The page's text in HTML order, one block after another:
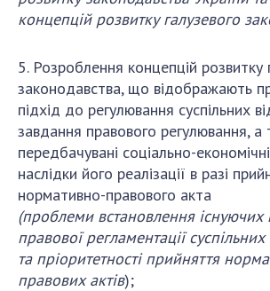
концепцій розвитку галузевого
5. Розроблення концепцій розвитку
законодавства, що відображають
підхід до регулювання суспільних
завдання правового регулювання, а
передбачувані соціально-
наслідки його реалізації в разі
нормативно-правового акта
(проблеми встановлення існуючих
правової регламентації
та пріоритетності прийняття
правових актів);